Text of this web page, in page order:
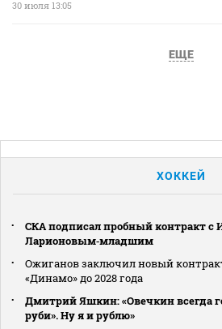
30 июля 13:05
ЕЩЕ
ХОККЕЙ
СКА подписал пробный контракт с
Ларионовым‑младшим
Ожиганов заключил новый
«Динамо» до 2028 года
Дмитрий Яшкин: «Овечкин всегда
руби». Ну я и рублю»